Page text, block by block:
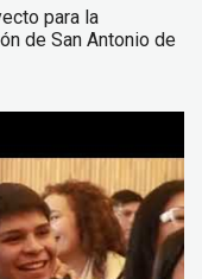
para la
de San Antonio de